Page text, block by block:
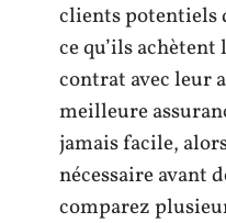
clients potentiels
ce qu’ils
contrat avec leur
meilleure
jamais facile,
nécessaire avant
comparez